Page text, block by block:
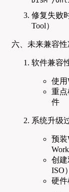
修复失败
Tool）
六、未来兼容性
软件兼容
使用
重点
件
系统升级
预装
创建
ISO）
硬件